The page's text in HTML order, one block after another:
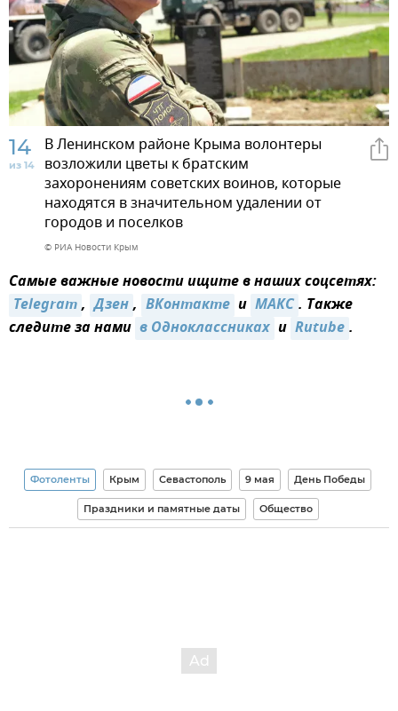
14
из 14
В Ленинском районе Крыма волонтеры
возложили цветы к братским
захоронениям советских воинов, которые
находятся в значительном удалении от
городов и поселков
© РИА Новости Крым
Самые важные новости ищите в наших соцсетях:
Telegram, Дзен, ВКонтакте и МАКС. Также
следите за нами в Одноклассниках и Rutube.
Фотоленты Крым Севастополь 9 мая День Победы
Праздники и памятные даты Общество